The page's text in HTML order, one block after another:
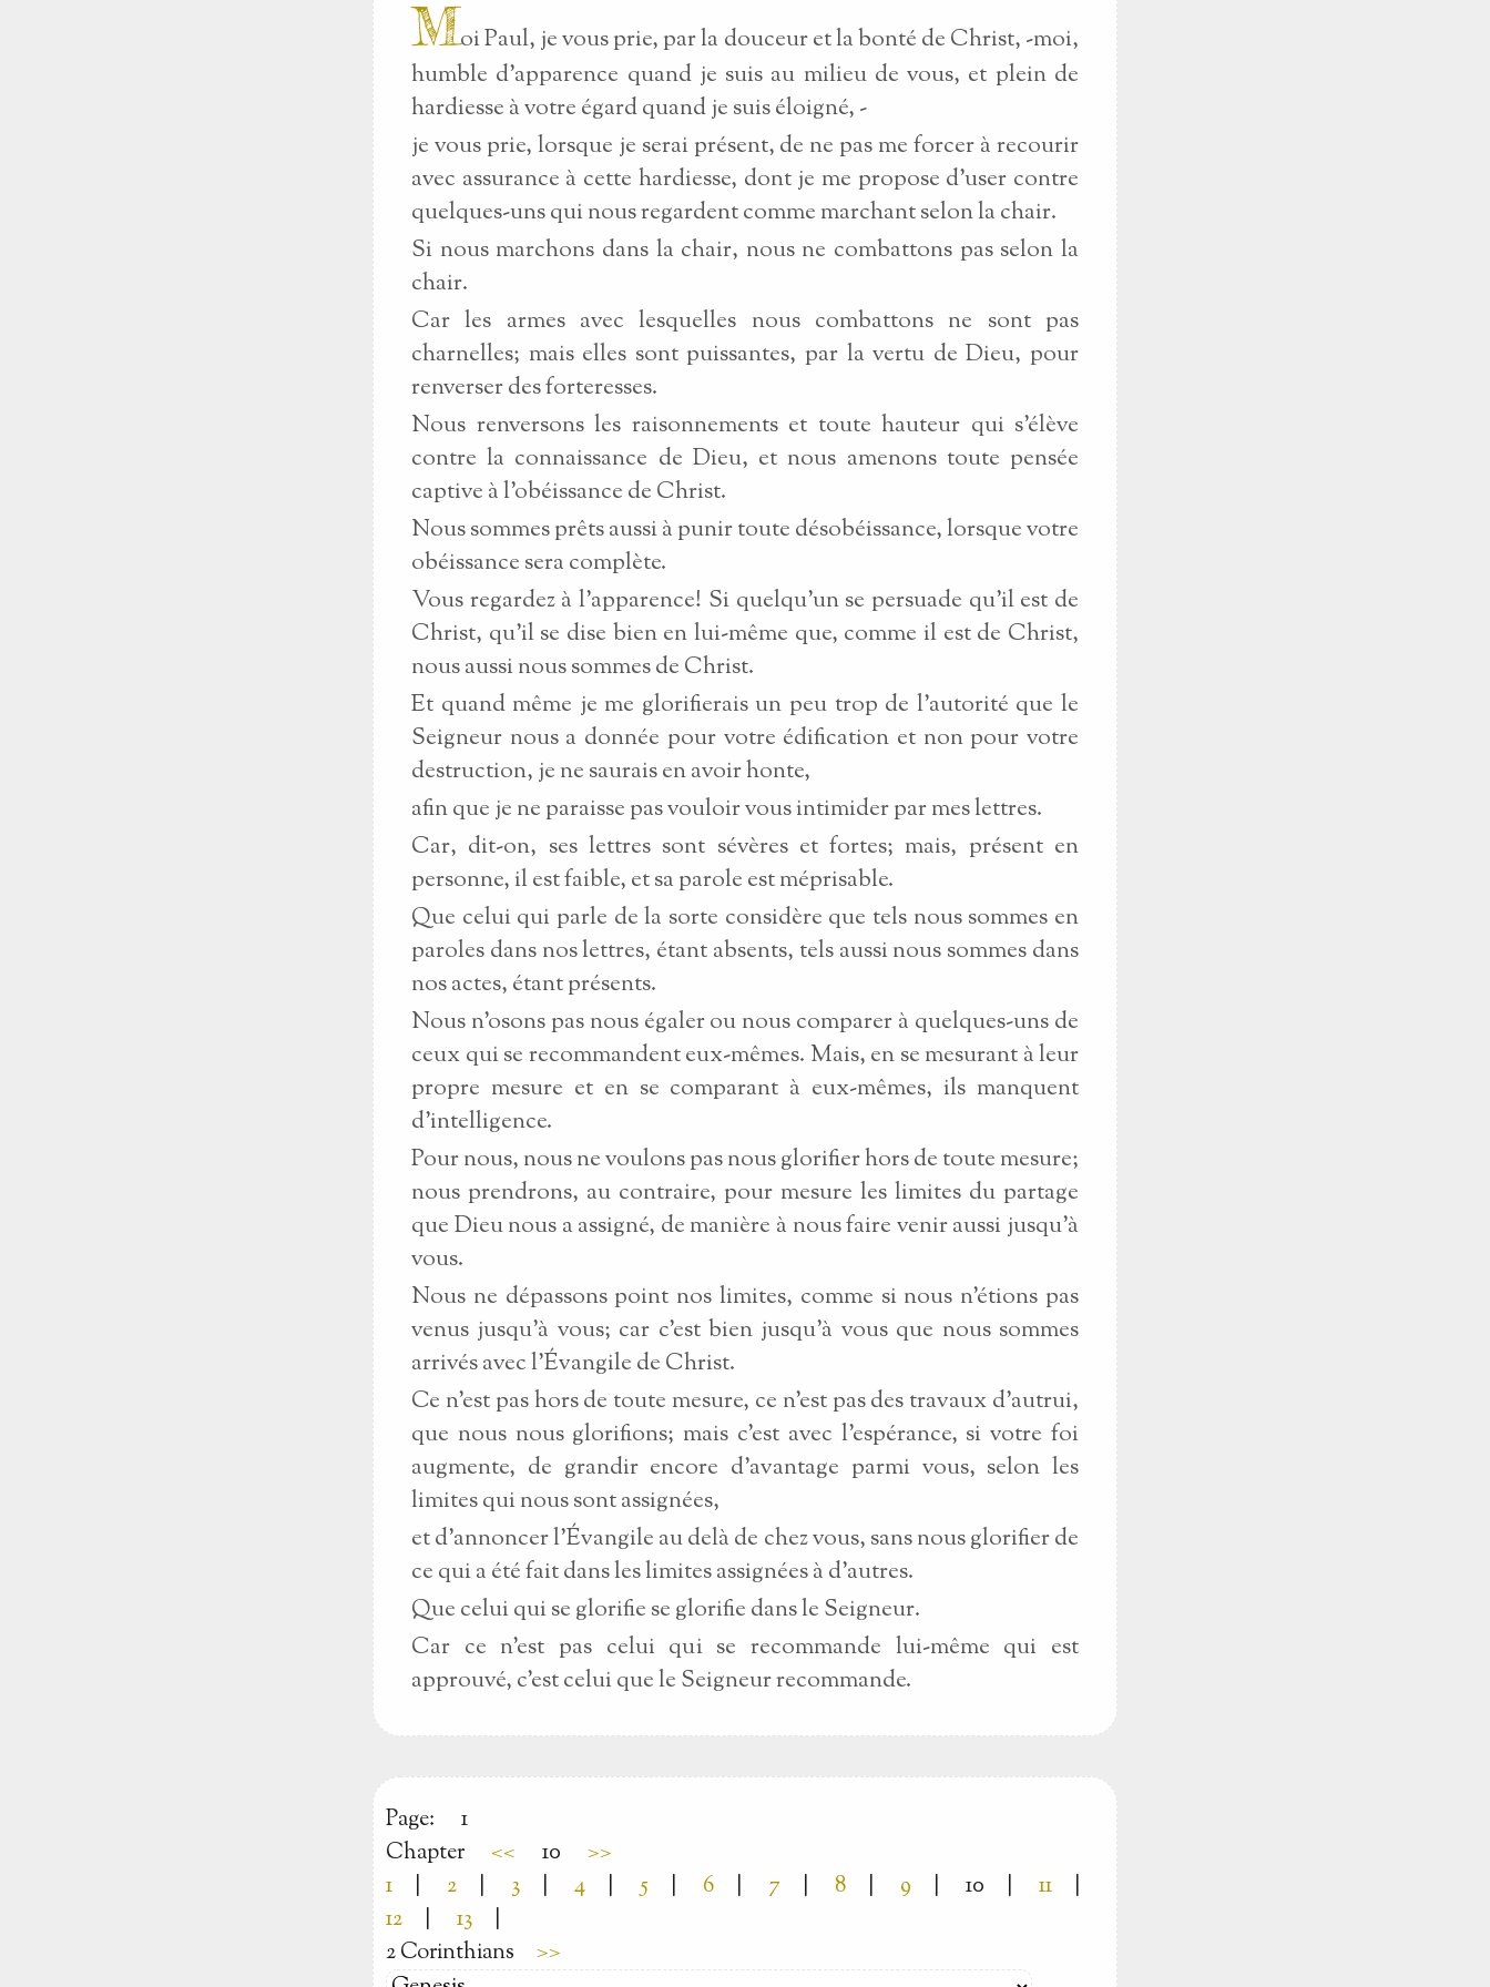
Moi Paul, je vous prie, par la douceur et la bonté de Christ, -moi,
humble d'apparence quand je suis au milieu de vous, et plein de
hardiesse à votre égard quand je suis éloigné, -
je vous prie, lorsque je serai présent, de ne pas me forcer à recourir
avec assurance à cette hardiesse, dont je me propose d'user contre
quelques-uns qui nous regardent comme marchant selon la chair.
Si nous marchons dans la chair, nous ne combattons pas selon la
chair.
Car les armes avec lesquelles nous combattons ne sont pas
charnelles; mais elles sont puissantes, par la vertu de Dieu, pour
renverser des forteresses.
Nous renversons les raisonnements et toute hauteur qui s'élève
contre la connaissance de Dieu, et nous amenons toute pensée
captive à l'obéissance de Christ.
Nous sommes prêts aussi à punir toute désobéissance, lorsque votre
obéissance sera complète.
Vous regardez à l'apparence! Si quelqu'un se persuade qu'il est de
Christ, qu'il se dise bien en lui-même que, comme il est de Christ,
nous aussi nous sommes de Christ.
Et quand même je me glorifierais un peu trop de l'autorité que le
Seigneur nous a donnée pour votre édification et non pour votre
destruction, je ne saurais en avoir honte,
afin que je ne paraisse pas vouloir vous intimider par mes lettres.
Car, dit-on, ses lettres sont sévères et fortes; mais, présent en
personne, il est faible, et sa parole est méprisable.
Que celui qui parle de la sorte considère que tels nous sommes en
paroles dans nos lettres, étant absents, tels aussi nous sommes dans
nos actes, étant présents.
Nous n'osons pas nous égaler ou nous comparer à quelques-uns de
ceux qui se recommandent eux-mêmes. Mais, en se mesurant à leur
propre mesure et en se comparant à eux-mêmes, ils manquent
d'intelligence.
Pour nous, nous ne voulons pas nous glorifier hors de toute mesure;
nous prendrons, au contraire, pour mesure les limites du partage
que Dieu nous a assigné, de manière à nous faire venir aussi jusqu'à
vous.
Nous ne dépassons point nos limites, comme si nous n'étions pas
venus jusqu'à vous; car c'est bien jusqu'à vous que nous sommes
arrivés avec l'Évangile de Christ.
Ce n'est pas hors de toute mesure, ce n'est pas des travaux d'autrui,
que nous nous glorifions; mais c'est avec l'espérance, si votre foi
augmente, de grandir encore d'avantage parmi vous, selon les
limites qui nous sont assignées,
et d'annoncer l'Évangile au delà de chez vous, sans nous glorifier de
ce qui a été fait dans les limites assignées à d'autres.
Que celui qui se glorifie se glorifie dans le Seigneur.
Car ce n'est pas celui qui se recommande lui-même qui est
approuvé, c'est celui que le Seigneur recommande.
Page:
1
Chapter
<< 10
>>
1
| 2 | 3 | 4 | 5 | 6 | 7 | 8 | 9 | 10 | 11
|
12
| 13
|
2 Corinthians
>>